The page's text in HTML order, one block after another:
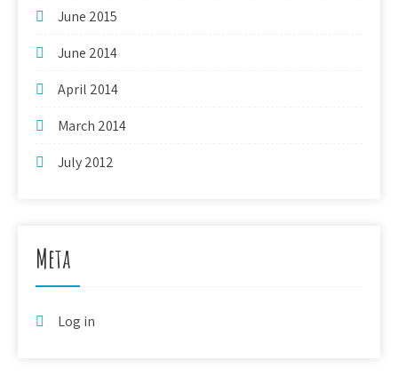
June 2015
June 2014
April 2014
March 2014
July 2012
Meta
Log in